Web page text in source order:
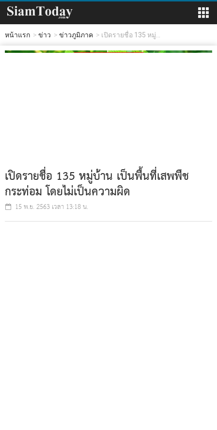
หน้าแรก ข่าว ข่าวภูมิภาค เปิดรายชื่อ 135 หมู่...
เปิดรายชื่อ 135 หมู่บ้าน เป็นพื้นที่เสพพืช
กระท่อม โดยไม่เป็นความผิด
15 พ.ย. 2563 เวลา 13:18 น.